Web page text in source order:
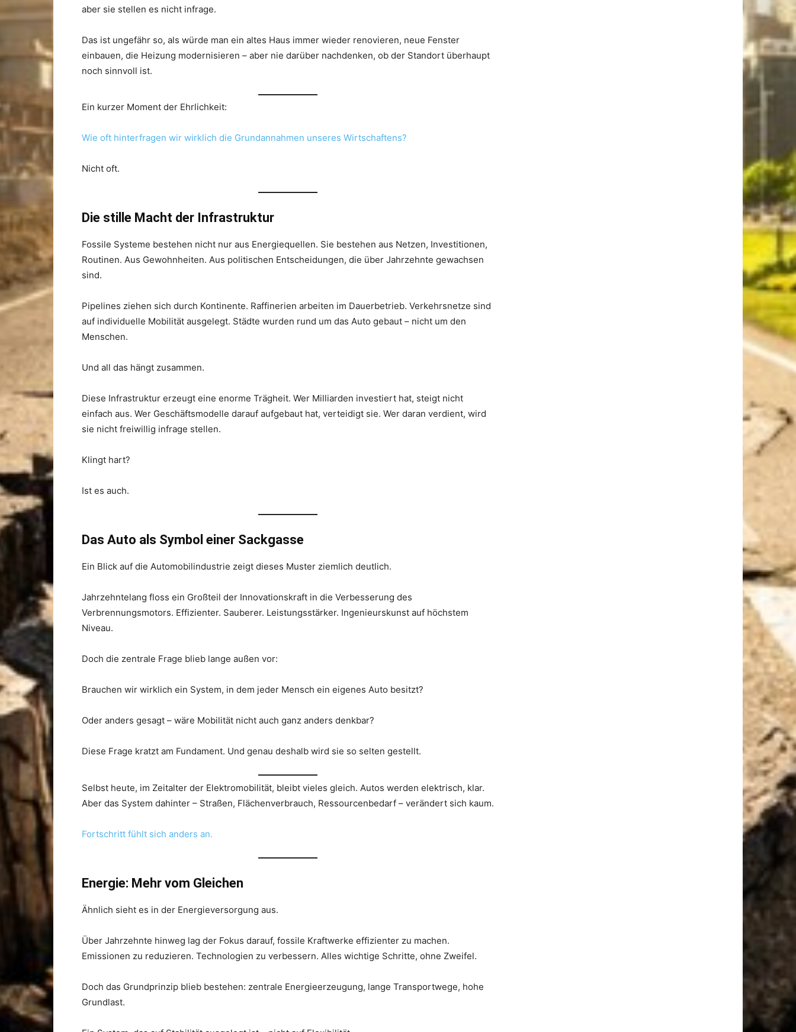
aber sie stellen es nicht infrage.
Das ist ungefähr so, als würde man ein altes Haus immer wieder renovieren, neue Fenster
einbauen, die Heizung modernisieren – aber nie darüber nachdenken, ob der Standort überhaupt
noch sinnvoll ist.
Ein kurzer Moment der Ehrlichkeit:
Wie oft hinterfragen wir wirklich die Grundannahmen unseres Wirtschaftens?
Nicht oft.
Die stille Macht der Infrastruktur
Fossile Systeme bestehen nicht nur aus Energiequellen. Sie bestehen aus Netzen, Investitionen,
Routinen. Aus Gewohnheiten. Aus politischen Entscheidungen, die über Jahrzehnte gewachsen
sind.
Pipelines ziehen sich durch Kontinente. Raffinerien arbeiten im Dauerbetrieb. Verkehrsnetze sind
auf individuelle Mobilität ausgelegt. Städte wurden rund um das Auto gebaut – nicht um den
Menschen.
Und all das hängt zusammen.
Diese Infrastruktur erzeugt eine enorme Trägheit. Wer Milliarden investiert hat, steigt nicht
einfach aus. Wer Geschäftsmodelle darauf aufgebaut hat, verteidigt sie. Wer daran verdient, wird
sie nicht freiwillig infrage stellen.
Klingt hart?
Ist es auch.
Das Auto als Symbol einer Sackgasse
Ein Blick auf die Automobilindustrie zeigt dieses Muster ziemlich deutlich.
Jahrzehntelang floss ein Großteil der Innovationskraft in die Verbesserung des
Verbrennungsmotors. Effizienter. Sauberer. Leistungsstärker. Ingenieurskunst auf höchstem
Niveau.
Doch die zentrale Frage blieb lange außen vor:
Brauchen wir wirklich ein System, in dem jeder Mensch ein eigenes Auto besitzt?
Oder anders gesagt – wäre Mobilität nicht auch ganz anders denkbar?
Diese Frage kratzt am Fundament. Und genau deshalb wird sie so selten gestellt.
Selbst heute, im Zeitalter der Elektromobilität, bleibt vieles gleich. Autos werden elektrisch, klar.
Aber das System dahinter – Straßen, Flächenverbrauch, Ressourcenbedarf – verändert sich kaum.
Fortschritt fühlt sich anders an.
Energie: Mehr vom Gleichen
Ähnlich sieht es in der Energieversorgung aus.
Über Jahrzehnte hinweg lag der Fokus darauf, fossile Kraftwerke effizienter zu machen.
Emissionen zu reduzieren. Technologien zu verbessern. Alles wichtige Schritte, ohne Zweifel.
Doch das Grundprinzip blieb bestehen: zentrale Energieerzeugung, lange Transportwege, hohe
Grundlast.